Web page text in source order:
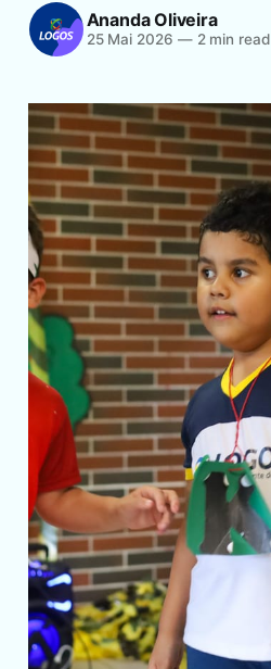
Ananda Oliveira
25 Mai 2026 —2 min read